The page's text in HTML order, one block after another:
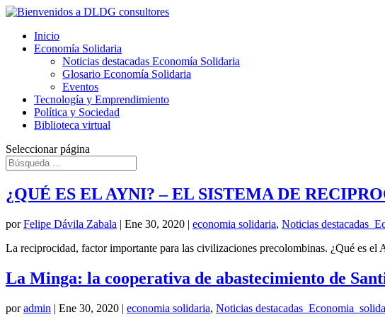
Inicio
Economía Solidaria
Noticias destacadas Economía Solidaria
Glosario Economía Solidaria
Eventos
Tecnología y Emprendimiento
Política y Sociedad
Biblioteca virtual
Seleccionar página
¿QUÉ ES EL AYNI? – EL SISTEMA DE
porFelipe Dávila Zabala | Ene 30, 2020 | economia solidaria, Noticias
La reciprocidad, factor importante para las civilizaciones precolombinas. ¿Qué es el
La Minga: la cooperativa de abastecimiento de
poradmin | Ene 30, 2020 | economia solidaria, Noticias